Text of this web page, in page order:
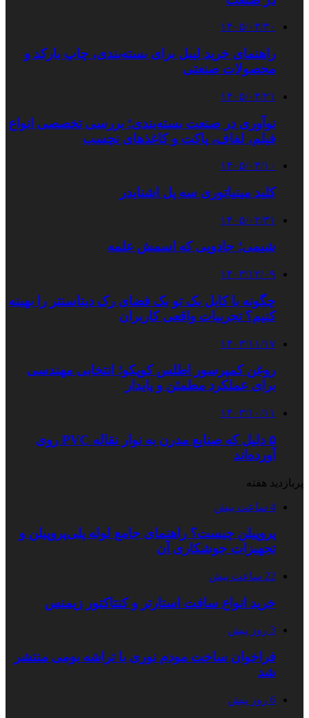
۱۴۰۵/۰۳/۳۰
راهنمای خرید لیبل برای بسته‌بندی، چاپ بارکد و
محصولات صنعتی
۱۴۰۵/۰۳/۲۱
نوآوری در صنعت بسته‌بندی؛ بررسی تخصصی انواع
فیلم، لفاف، پاکت و کاغذهای نچسب
۱۴۰۵/۰۳/۱۰
کلید مینیاتوری سه پل اشنایدر
۱۴۰۵/۰۲/۳۱
شیمی؛ جادویی که اسمش علمه
۱۴۰۳/۱۲/۰۹
چگونه با کابل بک تو بک فضای رک دیتاسنتر را بهینه
کنیم؟ تجربیات واقعی کاربران
۱۴۰۳/۱۱/۱۷
روغن کمپرسور اطلس کوپکو؛ انتخابی مهندسی
برای عملکرد مطمئن و پایدار
۱۴۰۳/۱۰/۱۱
۵ دلیل که صنایع مدرن به نوار نقاله PVC روی
آورده‌اند
پربازدید هفته
4 ساعت پیش
پروپیلن چیست؟ راهنمای جامع لوله پلی‌پروپیلن و
تجهیزات جوشکاری آن
22 ساعت پیش
خرید انواع سافت استارتر و کنتاکتور زیمنس
3 روز پیش
فراخوان ساخت مودم نوری با تراشه بومی منتشر
شد
6 روز پیش